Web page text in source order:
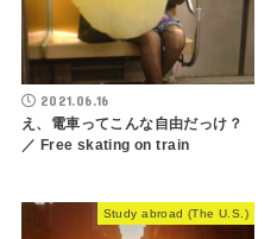
2021.06.16
え、電車ってこんな自由だっけ？
／ Free skating on train
Study abroad (The U.S.)